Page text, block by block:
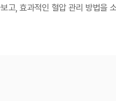
고, 효과적인 혈압 관리 방법을